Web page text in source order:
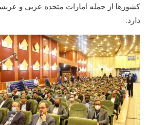
کشورها از جمله امارات متحده عربی و
دارد.